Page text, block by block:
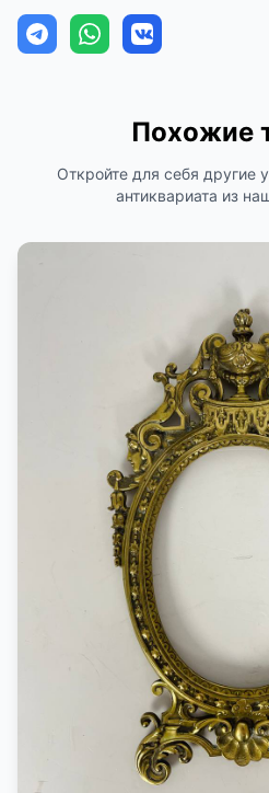
Похожие
Откройте для себя другие
антиквариата из